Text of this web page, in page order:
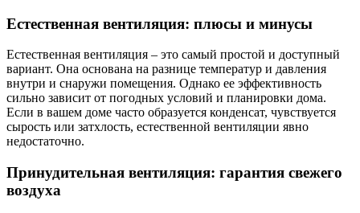
Естественная вентиляция: плюсы и минусы
Естественная вентиляция – это самый простой и доступный
вариант. Она основана на разнице температур и давления
внутри и снаружи помещения. Однако ее эффективность
сильно зависит от погодных условий и планировки дома.
Если в вашем доме часто образуется конденсат, чувствуется
сырость или затхлость, естественной вентиляции явно
недостаточно.
Принудительная вентиляция: гарантия свежего
воздуха